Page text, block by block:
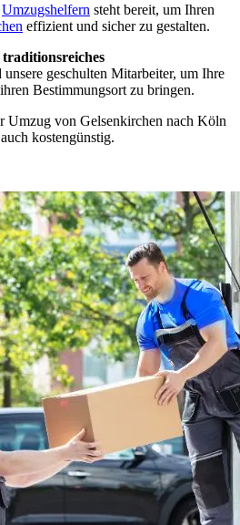
Umzugshelfern steht bereit, um Ihren
effizient und sicher zu gestalten.
traditionsreiches
unsere geschulten Mitarbeiter, um Ihre
Bestimmungsort zu bringen.
Umzug von Gelsenkirchen nach Köln
kostengünstig.